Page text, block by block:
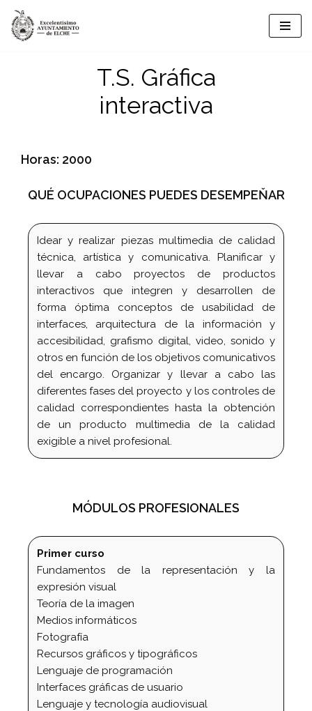
Saltar
T.S. Gráfica
interactiva
Horas: 2000
QUÉ OCUPACIONES PUEDES DESEMPEŇAR
Idear y realizar piezas multimedia de calidad
técnica, artística y comunicativa. Planificar y
llevar a cabo proyectos de productos
interactivos que integren y desarrollen de
forma óptima conceptos de usabilidad de
interfaces, arquitectura de la información y
accesibilidad, grafismo digital, video, sonido y
otros en función de los objetivos comunicativos
del encargo. Organizar y llevar a cabo las
diferentes fases del proyecto y los controles de
calidad correspondientes hasta la obtención
de un producto multimedia de la calidad
exigible a nivel profesional.
MÓDULOS PROFESIONALES
Primer curso
Fundamentos de la representación y la
expresión visual
Teoría de la imagen
Medios informáticos
Fotografía
Recursos gráficos y tipográficos
Lenguaje de programación
Interfaces gráficas de usuario
Lenguaje y tecnología audiovisual